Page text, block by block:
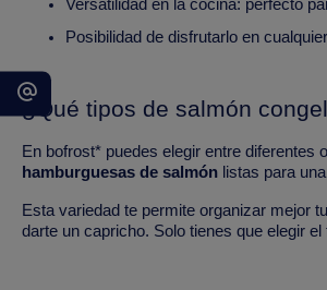
Versatilidad en la cocina: perfecto
Posibilidad de disfrutarlo en
¿Qué tipos de salmón
En bofrost* puedes elegir entre diferentes
hamburguesas de salmónlistas para una
Esta variedad te permite organizar mejor
darte un capricho. Solo tienes que elegir